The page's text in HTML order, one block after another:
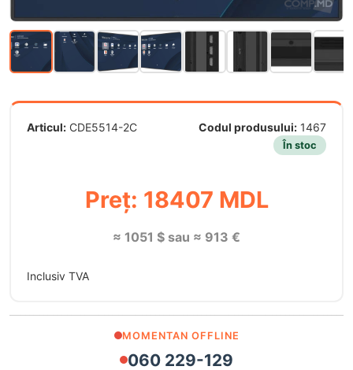
Articul: CDE5514-2C Codul produsului: 1467
În stoc
Preț: 18407 MDL
≈ 1051 $ sau ≈ 913 €
Inclusiv TVA
MOMENTAN OFFLINE
060 229-129